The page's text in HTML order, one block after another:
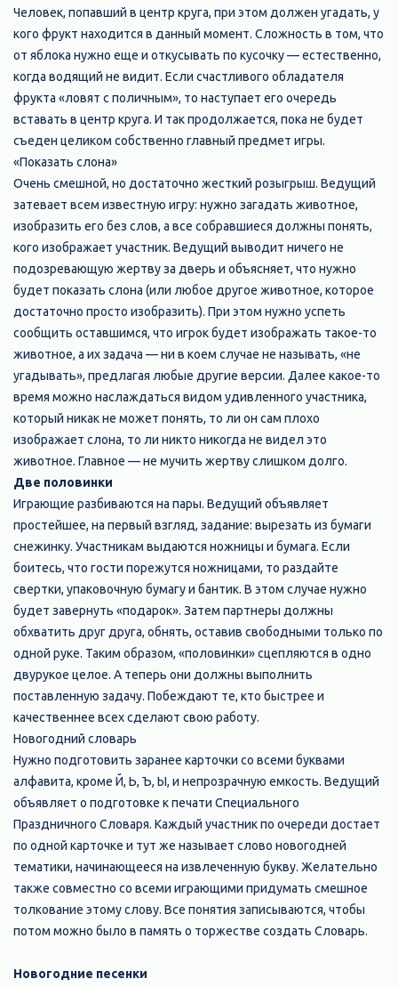
Человек, попавший в центр круга, при этом должен угадать, у
кого фрукт находится в данный момент. Сложность в том, что
от яблока нужно еще и откусывать по кусочку — естественно,
когда водящий не видит. Если счастливого обладателя
фрукта «ловят с поличным», то наступает его очередь
вставать в центр круга. И так продолжается, пока не будет
съеден целиком собственно главный предмет игры.
«Показать слона»
Очень смешной, но достаточно жесткий розыгрыш. Ведущий
затевает всем известную игру: нужно загадать животное,
изобразить его без слов, а все собравшиеся должны понять,
кого изображает участник. Ведущий выводит ничего не
подозревающую жертву за дверь и объясняет, что нужно
будет показать слона (или любое другое животное, которое
достаточно просто изобразить). При этом нужно успеть
сообщить оставшимся, что игрок будет изображать такое-то
животное, а их задача — ни в коем случае не называть, «не
угадывать», предлагая любые другие версии. Далее какое-то
время можно наслаждаться видом удивленного участника,
который никак не может понять, то ли он сам плохо
изображает слона, то ли никто никогда не видел это
животное. Главное — не мучить жертву слишком долго.
Две половинки
Играющие разбиваются на пары. Ведущий объявляет
простейшее, на первый взгляд, задание: вырезать из бумаги
снежинку. Участникам выдаются ножницы и бумага. Если
боитесь, что гости порежутся ножницами, то раздайте
свертки, упаковочную бумагу и бантик. В этом случае нужно
будет завернуть «подарок». Затем партнеры должны
обхватить друг друга, обнять, оставив свободными только по
одной руке. Таким образом, «половинки» сцепляются в одно
двурукое целое. А теперь они должны выполнить
поставленную задачу. Побеждают те, кто быстрее и
качественнее всех сделают свою работу.
Новогодний словарь
Нужно подготовить заранее карточки со всеми буквами
алфавита, кроме Й, Ь, Ъ, Ы, и непрозрачную емкость. Ведущий
объявляет о подготовке к печати Специального
Праздничного Словаря. Каждый участник по очереди достает
по одной карточке и тут же называет слово новогодней
тематики, начинающееся на извлеченную букву. Желательно
также совместно со всеми играющими придумать смешное
толкование этому слову. Все понятия записываются, чтобы
потом можно было в память о торжестве создать Словарь.
Новогодние песенки